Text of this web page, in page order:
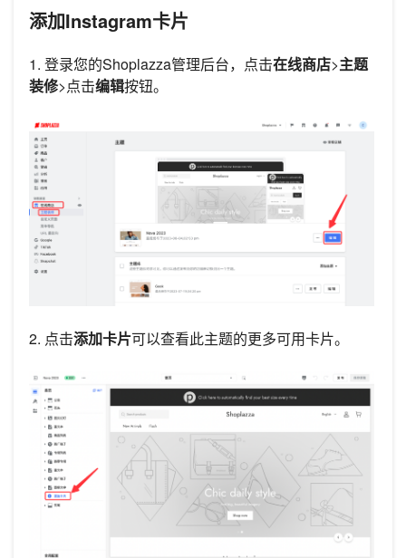
添加Instagram卡片
1. 登录您的Shoplazza管理后台，点击在线商店>主题
装修>点击编辑按钮。
2. 点击添加卡片可以查看此主题的更多可用卡片。